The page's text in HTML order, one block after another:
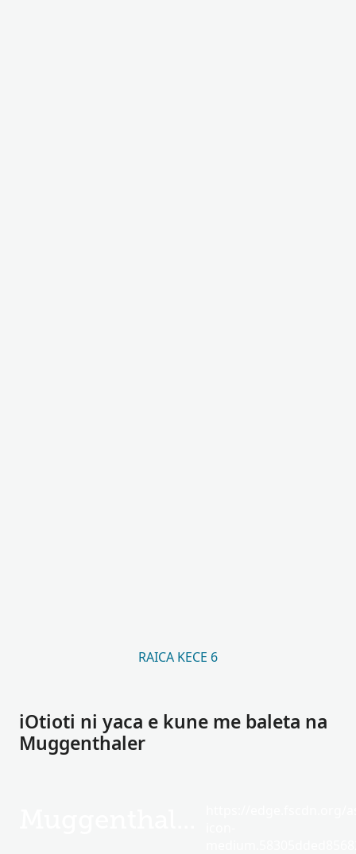
RAICA KECE 6
iOtioti ni yaca e kune me baleta na
Muggenthaler